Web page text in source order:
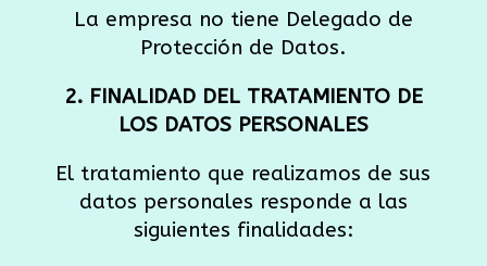
La empresa no tiene Delegado de
Protección de Datos.
2. FINALIDAD DEL TRATAMIENTO DE
LOS DATOS PERSONALES
El tratamiento que realizamos de sus
datos personales responde a las
siguientes finalidades: